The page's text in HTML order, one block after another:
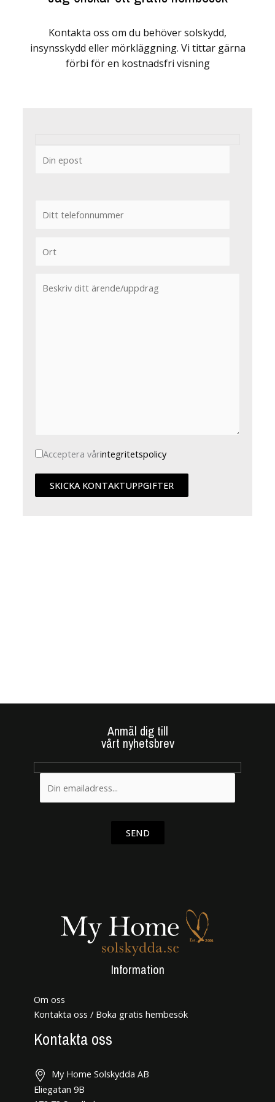
Kontakta oss om du behöver solskydd,
insynsskydd eller mörkläggning. Vi tittar gärna
förbi för en kostnadsfri visning
Acceptera vårintegritetspolicy
Anmäl dig till
vårt nyhetsbrev
SEND
Information
Om oss
Kontakta oss / Boka gratis hembesök
Kontakta oss
My Home Solskydda AB
Eliegatan 9B